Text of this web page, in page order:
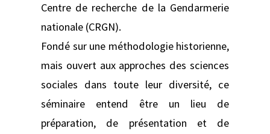
Centre de recherche de la Gendarmerie
nationale (CRGN).
Fondé sur une méthodologie historienne,
mais ouvert aux approches des sciences
sociales dans toute leur diversité, ce
séminaire entend être un lieu de
préparation, de présentation et de